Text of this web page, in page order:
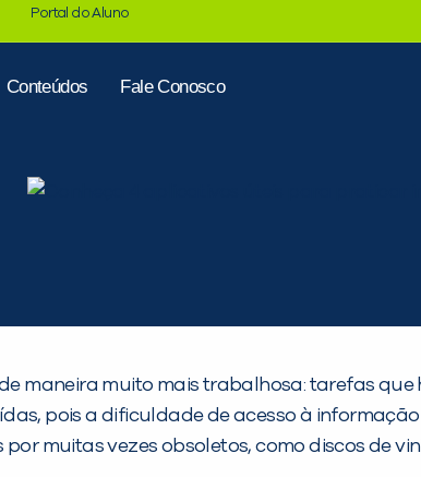
Portal do Aluno
Conteúdos Fale Conosco
maneira muito mais trabalhosa: tarefas que
pois a dificuldade de acesso à
muitas vezes obsoletos, como discos de